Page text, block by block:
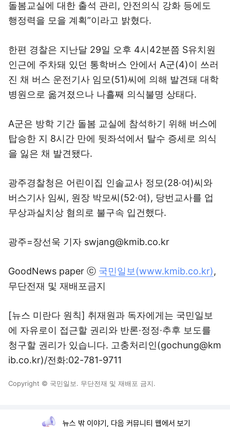
돌봄교실에 대한 출석 관리, 안전의식 강화 등에도
행정력을 모을 계획”이라고 밝혔다.
한편 경찰은 지난달 29일 오후 4시42분쯤 S유치원
인근에 주차돼 있던 통학버스 안에서 A군(4)이 쓰러
진 채 버스 운전기사 임모(51)씨에 의해 발견돼 대학
병원으로 옮겨졌으나 나흘째 의식불명 상태다.
A군은 방학 기간 돌봄 교실에 참석하기 위해 버스에
탑승한 지 8시간 만에 뒷좌석에서 탈수 증세로 의식
을 잃은 채 발견됐다.
광주경찰청은 어린이집 인솔교사 정모(28·여)씨와
버스기사 임씨, 원장 박모씨(52·여), 당번교사를 업
무상과실치상 혐의로 불구속 입건했다.
광주=장선욱 기자 swjang@kmib.co.kr
GoodNews paper ⓒ 국민일보(www.kmib.co.kr),
무단전재 및 재배포금지
[뉴스 미란다 원칙] 취재원과 독자에게는 국민일보
에 자유로이 접근할 권리와 반론·정정·추후 보도를
청구할 권리가 있습니다. 고충처리인(gochung@km
ib.co.kr)/전화:02-781-9711
Copyright © 국민일보. 무단전재 및 재배포 금지.
뉴스 밖 이야기, 다음 커뮤니티 웹에서 보기